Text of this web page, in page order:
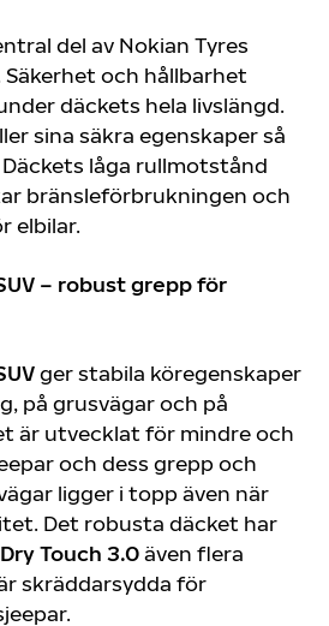
del av Nokian Tyres
och hållbarhet
däckets hela livslängd.
sina säkra egenskaper så
låga rullmotstånd
bränsleförbrukningen och
elbilar.
– robust grepp för
ger stabila köregenskaper
på grusvägar och på
är utvecklat för mindre och
och dess grepp och
ligger i topp även när
Det robusta däcket har
Touch 3.0även flera
skräddarsydda för